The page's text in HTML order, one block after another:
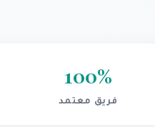
100%
فريق معتمد